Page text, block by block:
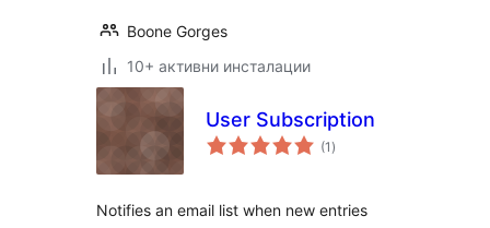
Boone Gorges
10+ активни инсталации
User Subscription
(1 общо
оценки
)
Notifies an email list when new entries